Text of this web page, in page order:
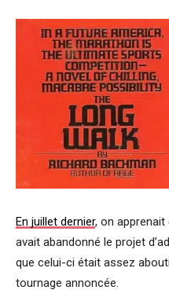
En juillet dernier, on apprenait
avait abandonné le projet
que celui-ci était assez
tournage annoncée.